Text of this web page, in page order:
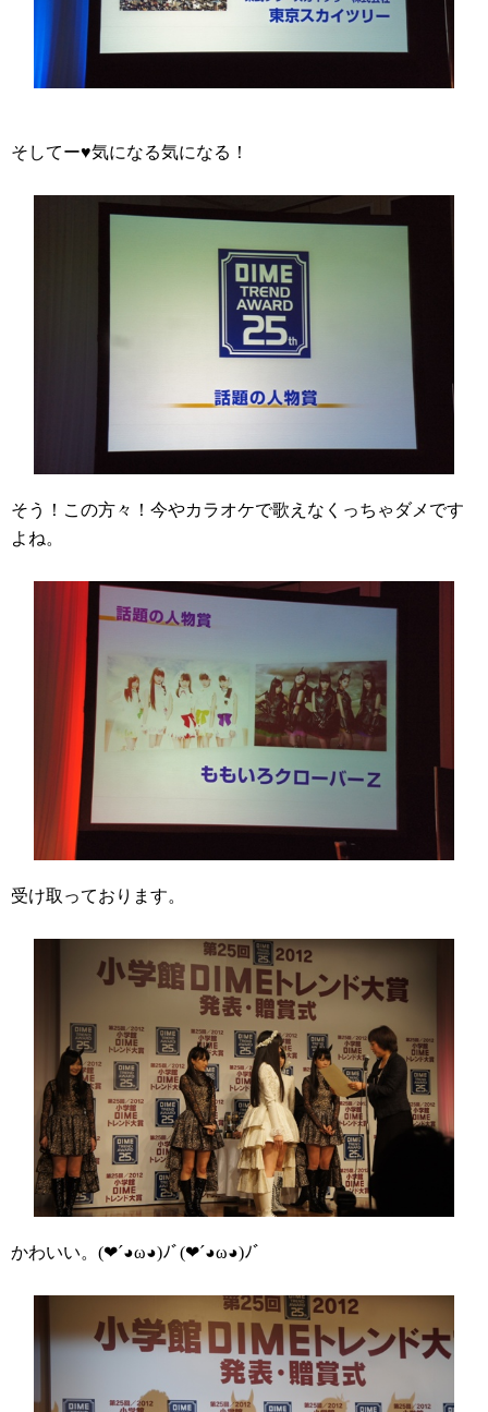
そしてー♥気になる気になる！
そう！この方々！今やカラオケで歌えなくっちゃダメです
よね。
受け取っております。
かわいい。(❤´◕ω◕)ﾉﾞ(❤´◕ω◕)ﾉﾞ